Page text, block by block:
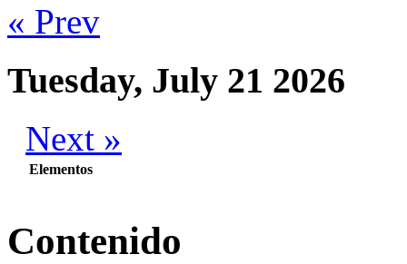
« Prev
Tuesday, July 21 2026
Next »
Elementos
Contenido